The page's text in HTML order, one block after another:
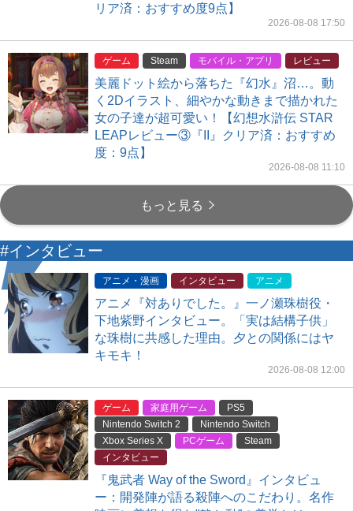
リア済：おすすめ度9点】
2026-08-08 17:50
ゲーム Steam モバイル・アプリ レビュー
美麗ドット絵から落ちた『幻水』沼…。動
く2Dイラスト、細やかな動きまで描かれた
女の子達が超可愛い！【幻想水滸伝 STAR
LEAPレビュー③『II』クリア済：おすすめ
度：9点】
2026-08-08 11:10
もっと見る
#インタビュー
アニメ・漫画 インタビュー アニメ
アニメ『対ありでした。』一ノ瀬珠樹役・
下地紫野インタビュー。「実は結構子供」
な珠樹に共感した理由。夕との関係にはヤ
キモキ！
2026-08-08 12:00
ゲーム 家庭用ゲーム
PS5
Nintendo Switch 2
Nintendo Switch
Xbox Series X
PCゲーム
Steam
インタビュー
『鬼武者 Way of the Sword』インタビュ
ー：開発陣が語る殺陣へのこだわり。名作